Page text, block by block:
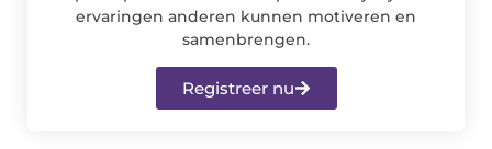
ervaringen anderen kunnen motiveren en
samenbrengen.
Registreer nu